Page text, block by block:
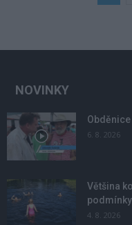
NOVINKY
6. 8. 2026
Většina
4. 8. 2026